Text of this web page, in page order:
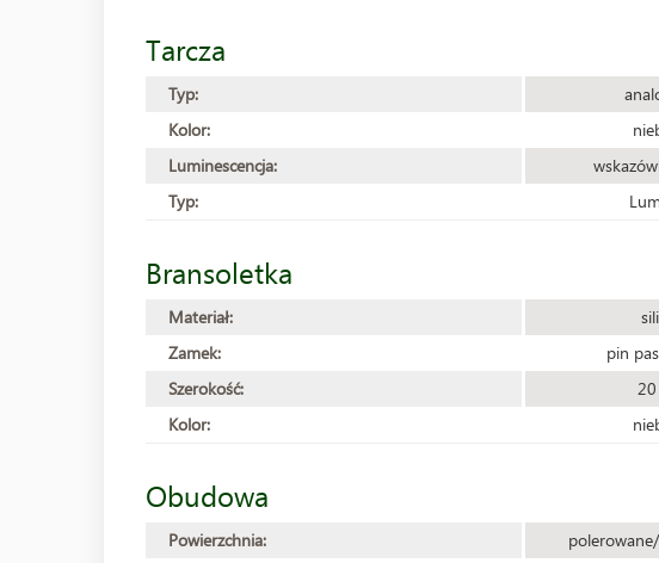
Tarcza
Typ:
Kolor:
Luminescencja:
Typ:
Bransoletka
Materiał:
Zamek:
pin
Szerokość:
Kolor:
Obudowa
Powierzchnia: